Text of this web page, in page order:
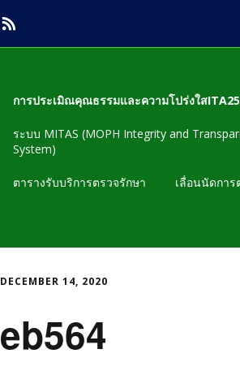
การประเมิณคุณธรรมและความโปร่งใส
ข้อมูลพื้นฐาน
ตัวชี้วัดที่1 การเปิดเผยข้อมูลEB1-EB2
ทรัพยากรบุค
ระบบ MITAS (MOPH Integrity and
System)
ตารางรับบริการตรวจรักษา เลื่อนนัดกา
DECEMBER 14, 2020
eb564